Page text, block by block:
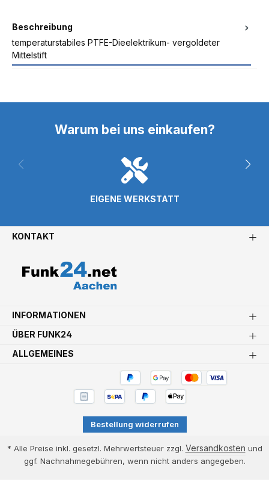
Beschreibung
temperaturstabiles PTFE-Dieelektrikum- vergoldeter
Mittelstift
Warum bei uns einkaufen?
EIGENE WERKSTATT
KONTAKT
INFORMATIONEN
ÜBER FUNK24
ALLGEMEINES
Bestellung widerrufen
* Alle Preise inkl. gesetzl. Mehrwertsteuer zzgl. Versandkosten und
ggf. Nachnahmegebühren, wenn nicht anders angegeben.